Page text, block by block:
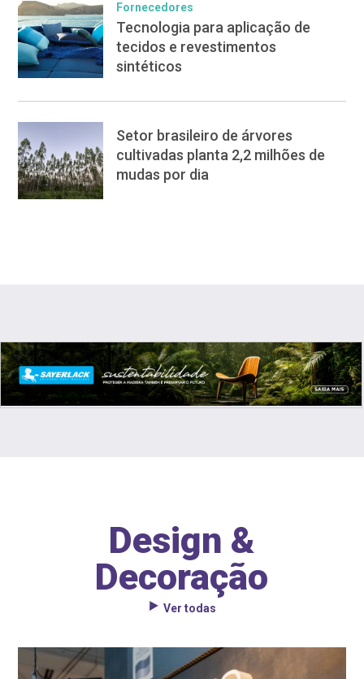
Fornecedores
Tecnologia para aplicação de
tecidos e revestimentos
sintéticos
Setor brasileiro de árvores
cultivadas planta 2,2 milhões de
mudas por dia
Design &
Decoração
Ver todas